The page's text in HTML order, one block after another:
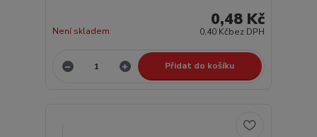
0,48 Kč
0,40 Kčbez DPH
Není skladem
Přidat do košíku